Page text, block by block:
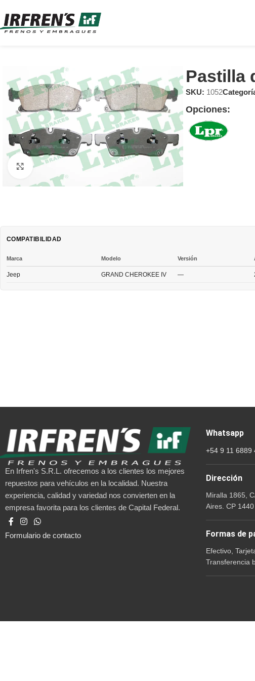
Clic para ampliar
Pastilla
SKU: 1052
Opciones:
COMPATIBILIDAD
Marca Modelo Versión
Jeep GRAND CHEROKEE IV —
En Irfren's S.R.L. ofrecemos a los clientes los mejores
repuestos para vehículos en la localidad. Nuestra
experiencia, calidad y variedad nos convierten en la
empresa favorita para los clientes de Capital Federal.
Formulario de contacto
Whatsapp
+54 9 11 6889
Dirección
Miralla 1865,
Aires. CP 1440
Formas de
Efectivo,
Transferencia